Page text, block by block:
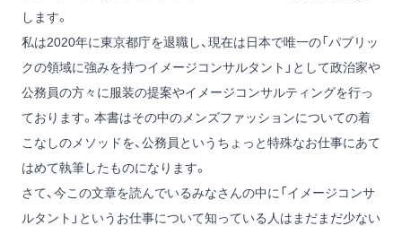
します。
私は2020年に東京都庁を退職し、現在は日本で唯一の「パブリッ
クの領域に強みを持つイメージコンサルタント」として政治家や
公務員の方々に服装の提案やイメージコンサルティングを行っ
ております。本書はその中のメンズファッションについての着
こなしのメソッドを、公務員というちょっと特殊なお仕事にあて
はめて執筆したものになります。
さて、今この文章を読んでいるみなさんの中に「イメージコンサ
ルタント」というお仕事について知っている人はまだまだ少ない